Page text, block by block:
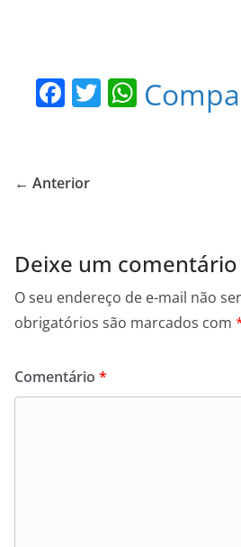
F
e
o
k
T W
p
← Anterior
Deixe um comentário
O seu endereço de e-mail não
obrigatórios são marcados com
Comentário *